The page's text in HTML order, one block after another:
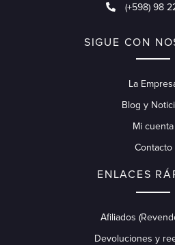
(+598) 98
SIGUE CON
La
Blog y
Mi cuenta
Contacto
ENLACES
Afiliados
Devoluciones y